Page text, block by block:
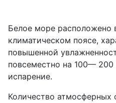
Белое море расположено
климатическом поясе,
повышенной
повсеместно на 100—
испарение.
Количество атмосферных